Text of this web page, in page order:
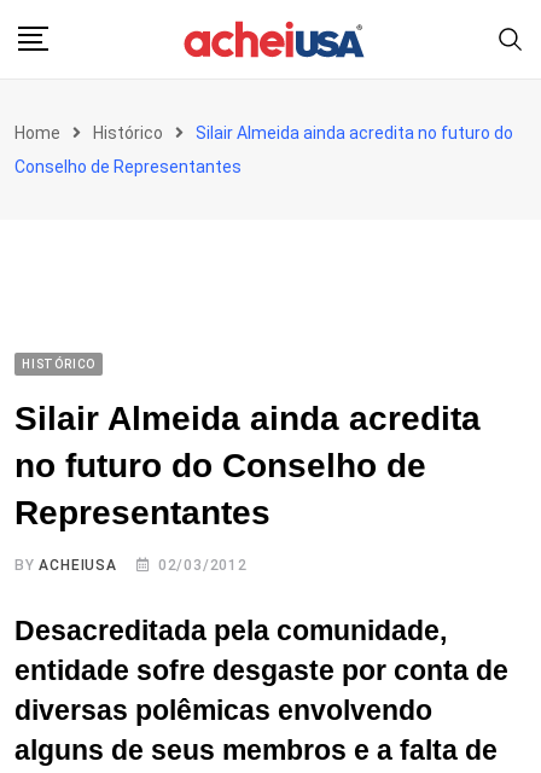
Home Histórico
Silair Almeida ainda acredita no futuro do
Conselho de Representantes
HISTÓRICO
Silair Almeida ainda acredita
no futuro do Conselho de
Representantes
BYACHEIUSA 02/03/2012
Desacreditada pela comunidade,
entidade sofre desgaste por conta de
diversas polêmicas envolvendo
alguns de seus membros e a falta de